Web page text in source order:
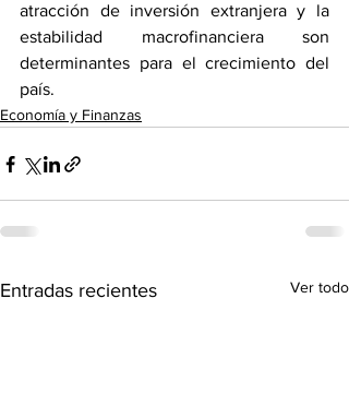
atracción de inversión extranjera y la
estabilidad macrofinanciera son
determinantes para el crecimiento del
país.
Economía y Finanzas
Entradas recientes Ver todo